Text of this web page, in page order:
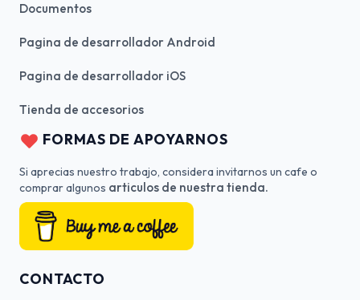
Documentos
Pagina de desarrollador Android
Pagina de desarrollador iOS
Tienda de accesorios
FORMAS DE APOYARNOS
Si aprecias nuestro trabajo, considera invitarnos un cafe o
comprar algunos articulos de nuestra tienda.
CONTACTO